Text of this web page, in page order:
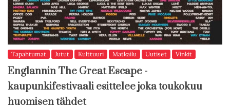
Tapahtumat Jutut Kulttuuri Matkailu Uutiset Vinkit
Englannin The Great Escape -
kaupunkifestivaali esittelee joka toukokuu
huomisen tähdet